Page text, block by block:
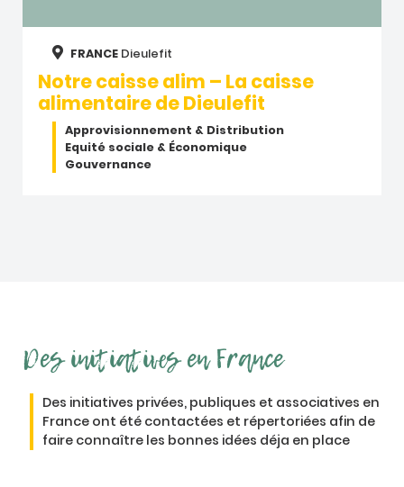
FRANCE Dieulefit
Notre caisse alim – La caisse
alimentaire de Dieulefit
Approvisionnement & Distribution
Equité sociale & Économique
Gouvernance
Des initiatives en France
Des initiatives privées, publiques et associatives en
France ont été contactées et répertoriées afin de
faire connaître les bonnes idées déja en place